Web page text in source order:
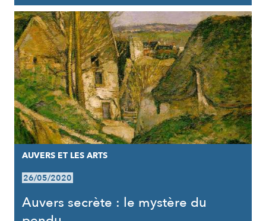
AUVERS ET LES ARTS
26/05/2020
Auvers secrète : le mystère du